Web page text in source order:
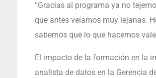
“Gracias al programa ya no
que antes veíamos muy lejanas.
sabemos que lo que hacemos
El impacto de la formación en la
analista de datos en la Gerencia